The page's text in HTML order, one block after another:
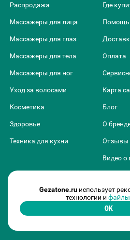
Распродажа
Массажеры для лица
Массажеры для глаз
Массажеры для тела
Массажеры для ног
Уход за волосами
Косметика
Здоровье
Техника для кухни
Где
Помощь
Оплата
Карта
Блог
О
Отзывы
Видео о
Gezatone.ruиспользует
технологии и файлы
OK